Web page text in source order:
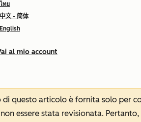
ไทย
中文 - 简体
English
al mio account
questo articolo è fornita solo per
essere stata revisionata.